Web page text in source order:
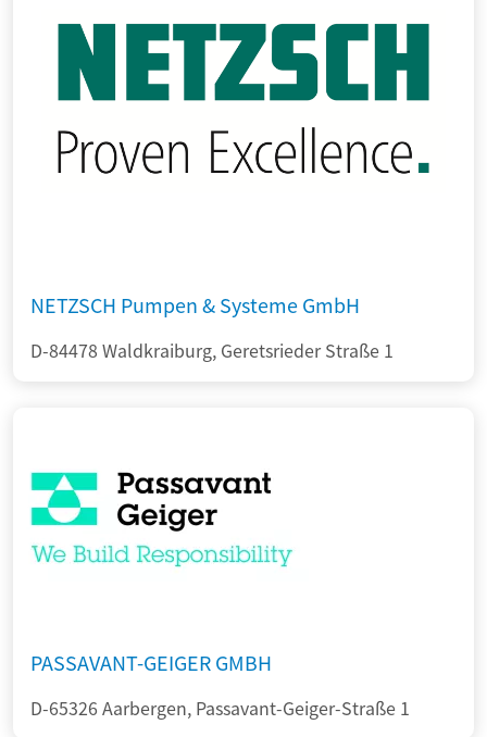
NETZSCH Pumpen & Systeme GmbH
D-84478 Waldkraiburg, Geretsrieder Straße 1
PASSAVANT-GEIGER GMBH
D-65326 Aarbergen, Passavant-Geiger-Straße 1